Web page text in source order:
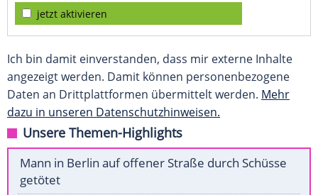
jetzt aktivieren
Ich bin damit einverstanden, dass mir externe Inhalte
angezeigt werden. Damit können personenbezogene
Daten an Drittplattformen übermittelt werden. Mehr
dazu in unseren Datenschutzhinweisen.
Unsere Themen-Highlights
Mann in Berlin auf offener Straße durch Schüsse
getötet